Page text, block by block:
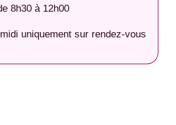
8h30 à 12h00
uniquement sur rendez-vous